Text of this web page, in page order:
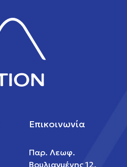
Επικοινωνία
Παρ. Λεωφ.
Βουλιαγμένης 12,